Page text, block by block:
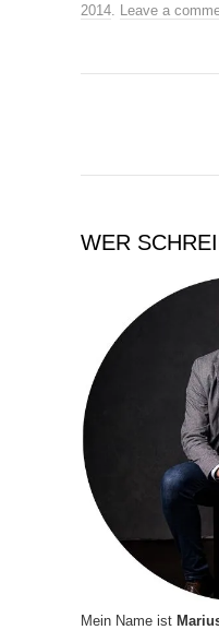
2014
Leave a
WER
Mein Name ist